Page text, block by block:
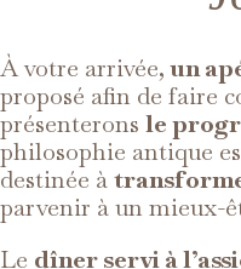
À votre arrivée,un
proposé afin de faire
présenterons le
philosophie antique
destinée à
parvenir à un mieux-
Le dîner servi à